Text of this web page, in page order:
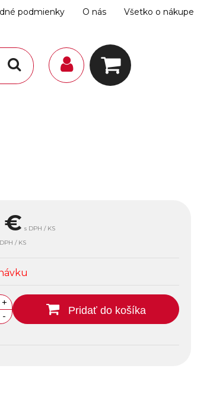
podmienky O nás Všetko o nákupe
€ s DPH / KS
/ KS
+
-
Pridať do košíka